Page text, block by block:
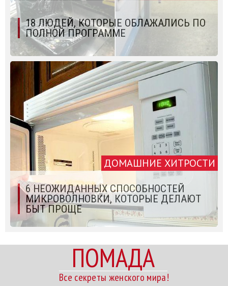
18 ЛЮДЕЙ, КОТОРЫЕ ОБЛАЖАЛИСЬ ПО
ПОЛНОЙ ПРОГРАММЕ
ДОМАШНИЕ ХИТРОСТИ
6 НЕОЖИДАННЫХ СПОСОБНОСТЕЙ
МИКРОВОЛНОВКИ, КОТОРЫЕ ДЕЛАЮТ
БЫТ ПРОЩЕ
ПОМАДА
Все секреты женского мира!